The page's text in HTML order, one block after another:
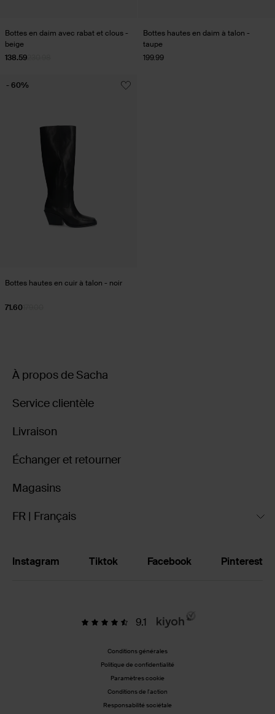
Bottes en daim avec rabat et clous -
beige
138.59
Bottes hautes en daim à talon -
taupe
199.99
Bottes hautes en cuir à talon - noir
71.60
- 60%
À propos de Sacha
Service clientèle
Livraison
Échanger et retourner
Magasins
FR | Français
Instagram Tiktok Facebook Pinterest
9.1
Conditions générales
Politique de confidentialité
Paramètres cookie
Conditions de l'action
Responsabilité sociétale